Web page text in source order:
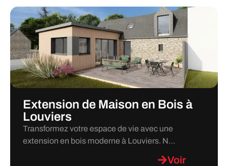
Extension de Maison en Bois à
Louviers
Transformez votre espace de vie avec une
extension en bois moderne à Louviers. N…
Voir